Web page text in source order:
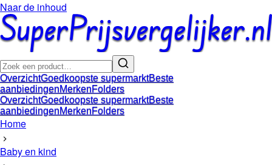
Naar de inhoud
OverzichtGoedkoopste supermarktBeste
aanbiedingenMerkenFolders
OverzichtGoedkoopste supermarktBeste
aanbiedingenMerkenFolders
Home
Baby en kind